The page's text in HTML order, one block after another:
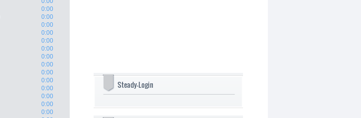
0:00
0:00
0:00
0:00
0:00
0:00
0:00
0:00
0:00
0:00
0:00
0:00
0:00
0:00
Steady-Login